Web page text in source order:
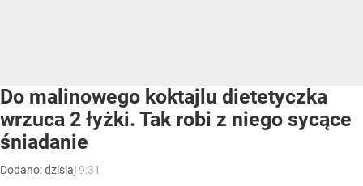
Do malinowego koktajlu dietetyczka
wrzuca 2 łyżki. Tak robi z niego sycące
śniadanie
Dodano:dzisiaj9:31